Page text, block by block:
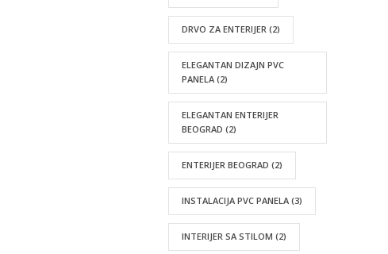
DRVO ZA ENTERIJER (2)
ELEGANTAN DIZAJN PVC
PANELA (2)
ELEGANTAN ENTERIJER
BEOGRAD (2)
ENTERIJER BEOGRAD (2)
INSTALACIJA PVC PANELA (3)
INTERIJER SA STILOM (2)